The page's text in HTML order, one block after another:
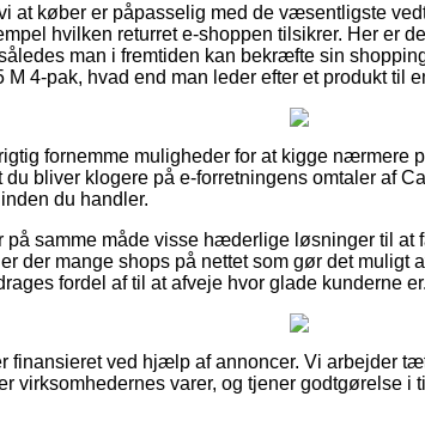
at køber er påpasselig med de væsentligste
hvilken returret e-shoppen tilsikrer. Her er
man i fremtiden kan bekræfte sin
4-pak, hvad end man leder efter et produkt til
fornemme muligheder for at kigge nærmere
du bliver klogere på e-forretningens omtaler af
du handler.
på samme måde visse hæderlige løsninger til at
der mange shops på nettet som gør det muligt
fordel af til at afveje hvor glade kunderne er.
finansieret ved hjælp af annoncer. Vi arbejder
virksomhedernes varer, og tjener godtgørelse